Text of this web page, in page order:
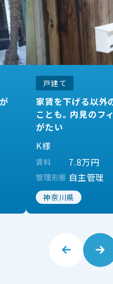
戸建て
家賃を下げる以外
ことも。内見のフ
がたい
K様
賃料 7.8万円
管理形態 自主管理
神奈川県